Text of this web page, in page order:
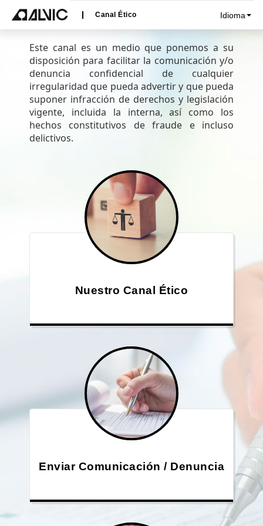
Canal Ético Idioma
Este canal es un medio que ponemos a su
disposición para facilitar la comunicación y/o
denuncia confidencial de cualquier
irregularidad que pueda advertir y que pueda
suponer infracción de derechos y legislación
vigente, incluida la interna, así como los
hechos constitutivos de fraude e incluso
delictivos.
Nuestro Canal Ético
Enviar Comunicación / Denuncia